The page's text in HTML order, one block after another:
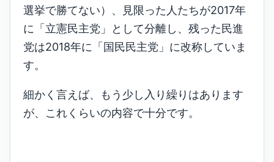
選挙で勝てない）、見限った人たちが2017年
に「立憲民主党」として分離し、残った民進
党は2018年に「国民民主党」に改称していま
す。
細かく言えば、もう少し入り繰りはあります
が、これくらいの内容で十分です。